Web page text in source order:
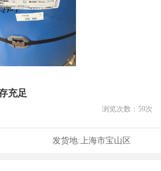
充足
浏览次数： 59次
发货地: 上海市宝山区